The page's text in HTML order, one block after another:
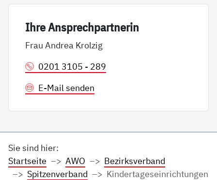
Ih­re An­sp­rech­part­ne­rin
Frau Andrea Krolzig
0201 3105 - 289
E-Mail senden
Sie sind hier:
Startseite
AWO
Bezirksverband
Spitzenverband
Kindertageseinrichtungen